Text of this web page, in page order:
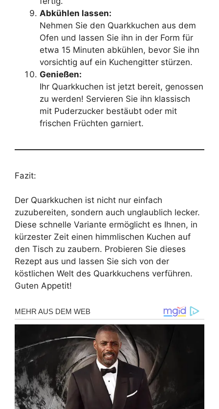
Abkühlen lassen:
Nehmen Sie den Quarkkuchen aus dem
Ofen und lassen Sie ihn in der Form für
etwa 15 Minuten abkühlen, bevor Sie ihn
vorsichtig auf ein Kuchengitter stürzen.
Genießen:
Ihr Quarkkuchen ist jetzt bereit, genossen
zu werden! Servieren Sie ihn klassisch
mit Puderzucker bestäubt oder mit
frischen Früchten garniert.
Fazit:
Der Quarkkuchen ist nicht nur einfach
zuzubereiten, sondern auch unglaublich lecker.
Diese schnelle Variante ermöglicht es Ihnen, in
kürzester Zeit einen himmlischen Kuchen auf
den Tisch zu zaubern. Probieren Sie dieses
Rezept aus und lassen Sie sich von der
köstlichen Welt des Quarkkuchens verführen.
Guten Appetit!